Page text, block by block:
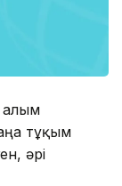
тұқым
әрі